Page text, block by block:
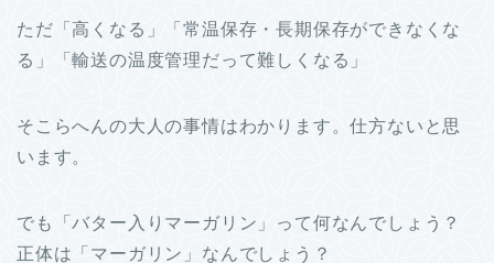
ただ「高くなる」「常温保存・長期保存ができなくな
る」「輸送の温度管理だって難しくなる」
そこらへんの大人の事情はわかります。仕方ないと思
います。
でも「バター入りマーガリン」って何なんでしょう？
正体は「マーガリン」なんでしょう？